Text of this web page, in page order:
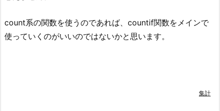
count系の関数を使うのであれば、countif関数をメインで
使っていくのがいいのではないかと思います。
集計